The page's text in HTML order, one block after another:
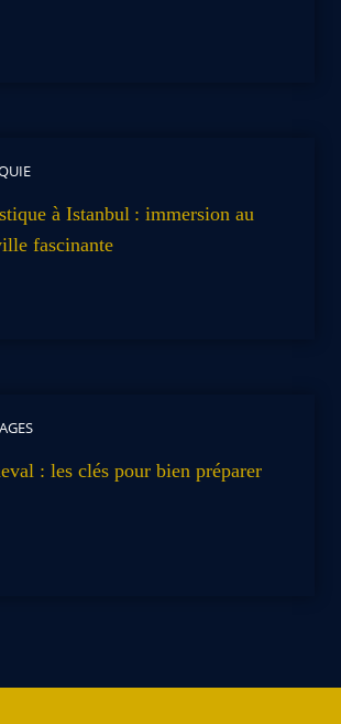
à Istanbul : immersion au
fascinante
: les clés pour bien préparer